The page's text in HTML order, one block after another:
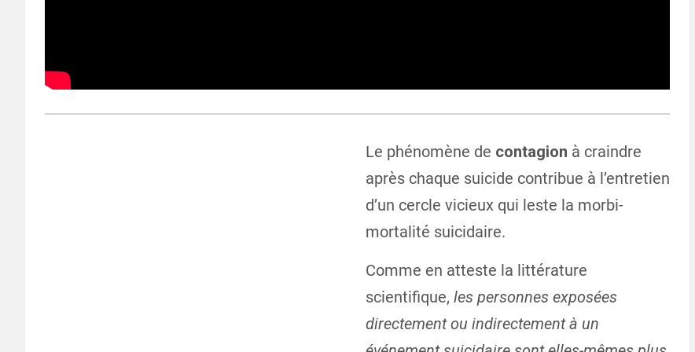
Le phénomène de contagion à craindre
après chaque suicide contribue à l’entretien
d’un cercle vicieux qui leste la morbi-
mortalité suicidaire.
Comme en atteste la littérature
scientifique, les personnes exposées
directement ou indirectement à un